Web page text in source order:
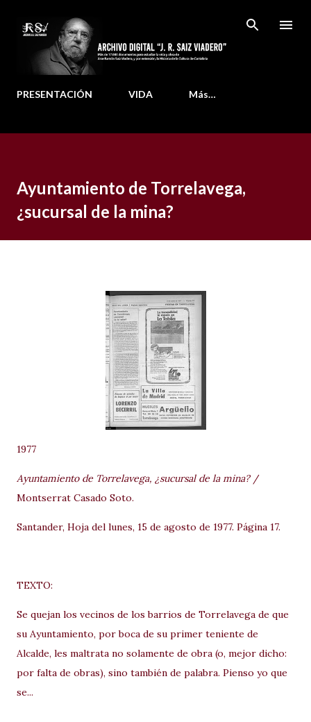
PRESENTACIÓN VIDA Más…
Ayuntamiento de Torrelavega,
¿sucursal de la mina?
1977
Ayuntamiento de Torrelavega, ¿sucursal de la mina? /
Montserrat Casado Soto.
Santander, Hoja del lunes, 15 de agosto de 1977. Página 17.
TEXTO:
Se quejan los vecinos de los barrios de Torrelavega de que
su Ayuntamiento, por boca de su primer teniente de
Alcalde, les maltrata no solamente de obra (o, mejor dicho:
por falta de obras), sino también de palabra. Pienso yo que
se...